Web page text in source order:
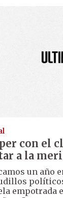
con el
a la
un año
empotrada